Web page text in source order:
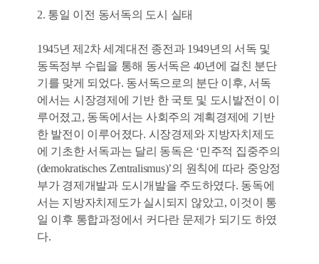
2. 통일 이전 동서독의 도시 실태
1945년 제2차 세계대전 종전과 1949년의 서독 및
동독정부 수립을 통해 동서독은 40년에 걸친 분단
기를 맞게 되었다. 동서독으로의 분단 이후, 서독
에서는 시장경제에 기반 한 국토 및 도시발전이 이
루어졌고, 동독에서는 사회주의 계획경제에 기반
한 발전이 이루어졌다. 시장경제와 지방자치제도
에 기초한 서독과는 달리 동독은 ‘민주적 집중주의
(demokratisches Zentralismus)’의 원칙에 따라 중앙정
부가 경제개발과 도시개발을 주도하였다. 동독에
서는 지방자치제도가 실시되지 않았고, 이것이 통
일 이후 통합과정에서 커다란 문제가 되기도 하였
다.